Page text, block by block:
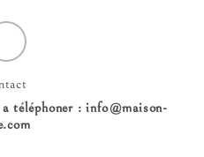
a téléphoner : info@maison-